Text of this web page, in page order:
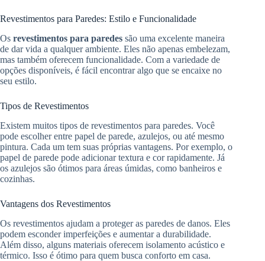
Revestimentos para Paredes: Estilo e Funcionalidade
Os revestimentos para paredes são uma excelente maneira
de dar vida a qualquer ambiente. Eles não apenas embelezam,
mas também oferecem funcionalidade. Com a variedade de
opções disponíveis, é fácil encontrar algo que se encaixe no
seu estilo.
Tipos de Revestimentos
Existem muitos tipos de revestimentos para paredes. Você
pode escolher entre papel de parede, azulejos, ou até mesmo
pintura. Cada um tem suas próprias vantagens. Por exemplo, o
papel de parede pode adicionar textura e cor rapidamente. Já
os azulejos são ótimos para áreas úmidas, como banheiros e
cozinhas.
Vantagens dos Revestimentos
Os revestimentos ajudam a proteger as paredes de danos. Eles
podem esconder imperfeições e aumentar a durabilidade.
Além disso, alguns materiais oferecem isolamento acústico e
térmico. Isso é ótimo para quem busca conforto em casa.